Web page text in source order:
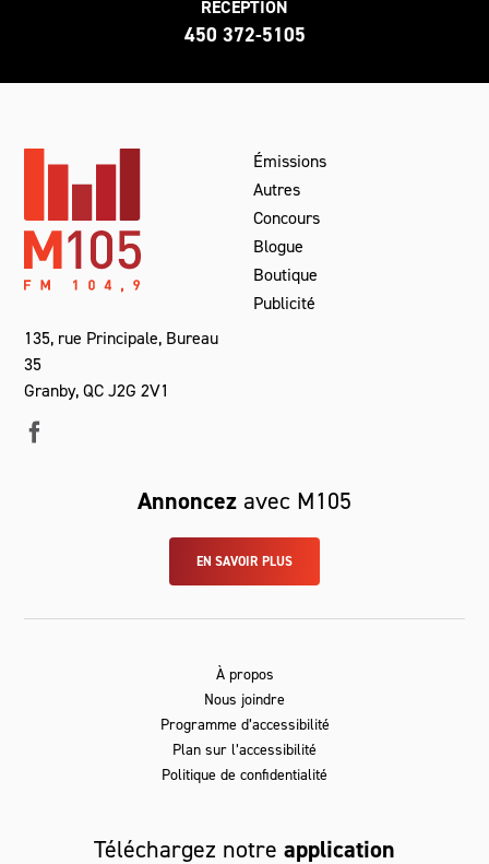
RÉCEPTION
450 372-5105
135, rue Principale, Bureau
35
Granby, QC J2G 2V1
Émissions
Autres
Concours
Blogue
Boutique
Publicité
Annoncez avec M105
EN SAVOIR PLUS
À propos
Nous joindre
Programme d’accessibilité
Plan sur l’accessibilité
Politique de confidentialité
Téléchargez notre application